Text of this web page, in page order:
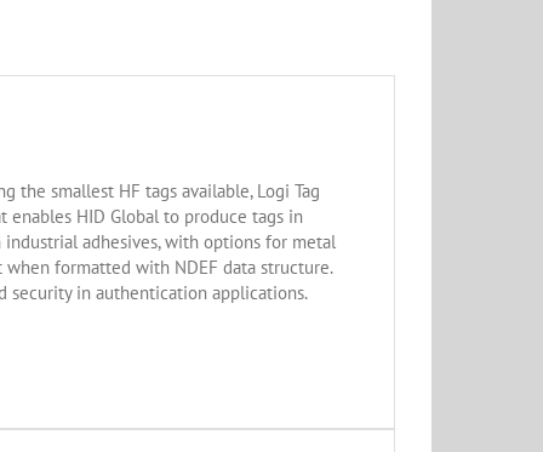
the smallest HF tags available, Logi Tag
HID Global to produce tags in
adhesives, with options for metal
when formatted with NDEF data structure.
security in authentication applications.